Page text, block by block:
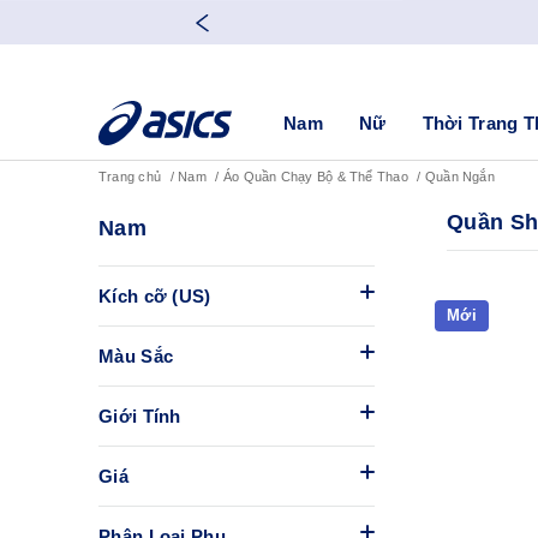
Nam Nữ Thời Trang
Trang chủ Nam Áo Quần Chạy Bộ & Thể Thao Quần Ngắn
Nam
Kích cỡ (US)
Màu Sắc
Giới Tính
Giá
Quần
Mới